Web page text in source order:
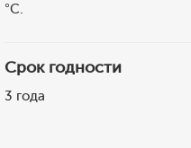
°C.
Срок годности
3 года